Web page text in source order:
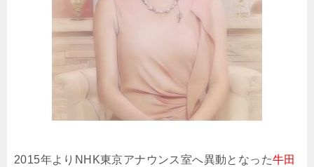
2015年よりNHK東京アナウンス室へ異動となった牛田